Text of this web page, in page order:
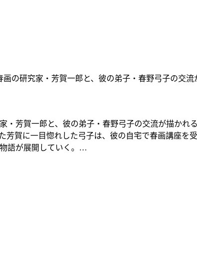
の研究家・芳賀一郎と、彼の弟子・春野弓子の交
芳賀一郎と、彼の弟子・春野弓子の交流が描かれ
賀に一目惚れした弓子は、彼の自宅で春画講座を
語が展開していく。…